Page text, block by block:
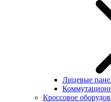
Лицевые
Кроссовое